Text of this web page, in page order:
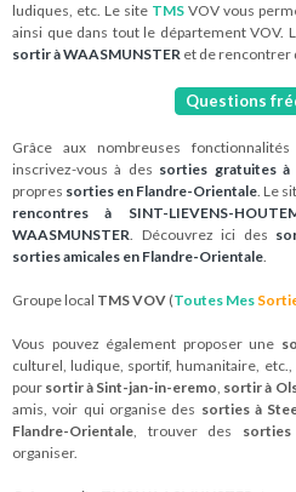
ludiques, etc. Le site TMS VOV vous
ainsi que dans tout le département VOV.
sortir à WAASMUNSTER et de rencontrer
Questions
Grâce aux nombreuses
inscrivez-vous à des sorties gratuites à
propres sorties en Flandre-Orientale. Le
rencontres à SINT-LIEVENS-
WAASMUNSTER. Découvrez ici des
sorties amicales en Flandre-Orientale.
Groupe local TMS VOV (Toutes Mes
Vous pouvez également proposer une
culturel, ludique, sportif, humanitaire,
pour sortir à Sint-jan-in-eremo, sortir à
amis, voir qui organise des sorties à
Flandre-Orientale, trouver des
organiser.